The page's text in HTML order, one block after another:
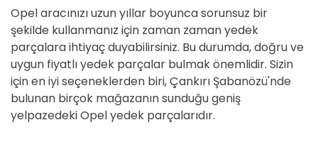
Opel aracınızı uzun yıllar boyunca sorunsuz bir
şekilde kullanmanız için zaman zaman yedek
parçalara ihtiyaç duyabilirsiniz. Bu durumda, doğru ve
uygun fiyatlı yedek parçalar bulmak önemlidir. Sizin
için en iyi seçeneklerden biri, Çankırı Şabanözü'nde
bulunan birçok mağazanın sunduğu geniş
yelpazedeki Opel yedek parçalarıdır.